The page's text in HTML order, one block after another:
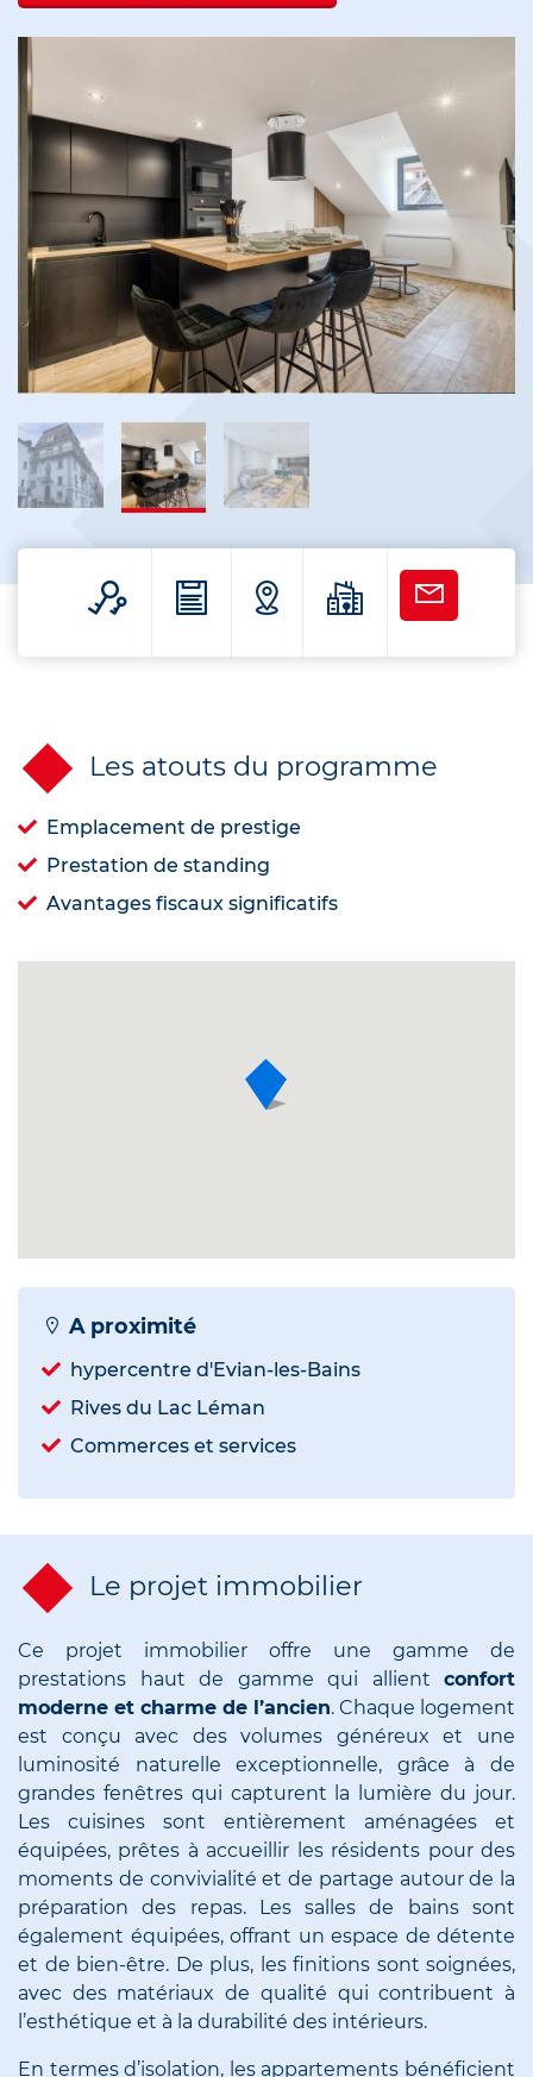
Les atouts du programme
Emplacement de prestige
Prestation de standing
Avantages fiscaux significatifs
A proximité
hypercentre d'Evian-les-Bains
Rives du Lac Léman
Commerces et services
Le projet immobilier
Ce projet immobilier offre une gamme de
prestations haut de gamme qui allient confort
moderne et charme de l’ancien. Chaque logement
est conçu avec des volumes généreux et une
luminosité naturelle exceptionnelle, grâce à de
grandes fenêtres qui capturent la lumière du jour.
Les cuisines sont entièrement aménagées et
équipées, prêtes à accueillir les résidents pour des
moments de convivialité et de partage autour de la
préparation des repas. Les salles de bains sont
également équipées, offrant un espace de détente
et de bien-être. De plus, les finitions sont soignées,
avec des matériaux de qualité qui contribuent à
l’esthétique et à la durabilité des intérieurs.
En termes d’isolation, les appartements bénéficient